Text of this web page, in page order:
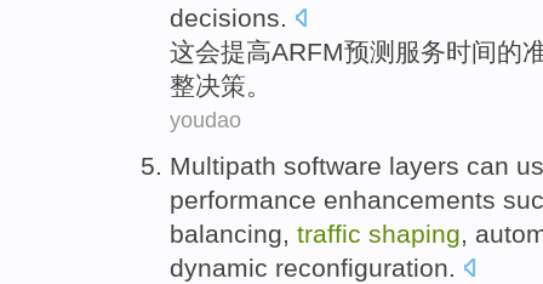
decisions.
这会提高ARFM预测 服务时间的
整决策。
youdao
Multipath software layers can
performance enhancements
balancing, traffic shaping,
dynamic reconfiguration.